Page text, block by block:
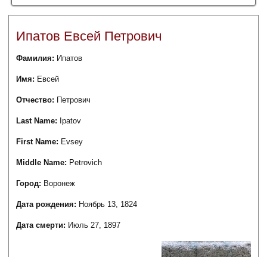
Ипатов Евсей Петрович
Фамилия: Ипатов
Имя: Евсей
Отчество: Петрович
Last Name: Ipatov
First Name: Evsey
Middle Name: Petrovich
Город: Воронеж
Дата рождения: Ноябрь 13, 1824
Дата смерти: Июль 27, 1897